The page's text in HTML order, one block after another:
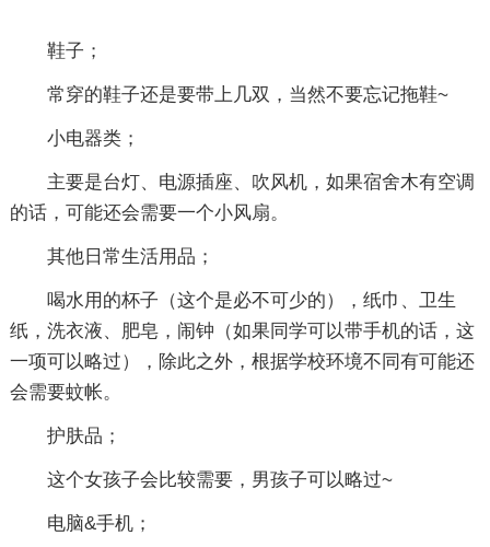
鞋子；
常穿的鞋子还是要带上几双，当然不要忘记拖鞋~
小电器类；
主要是台灯、电源插座、吹风机，如果宿舍木有空调
的话，可能还会需要一个小风扇。
其他日常生活用品；
喝水用的杯子（这个是必不可少的），纸巾、卫生
纸，洗衣液、肥皂，闹钟（如果同学可以带手机的话，这
一项可以略过），除此之外，根据学校环境不同有可能还
会需要蚊帐。
护肤品；
这个女孩子会比较需要，男孩子可以略过~
电脑&手机；